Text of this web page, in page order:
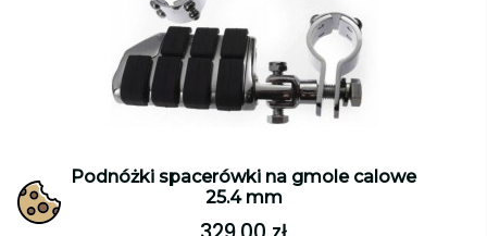
Podnóżki spacerówki na gmole calowe
25.4 mm